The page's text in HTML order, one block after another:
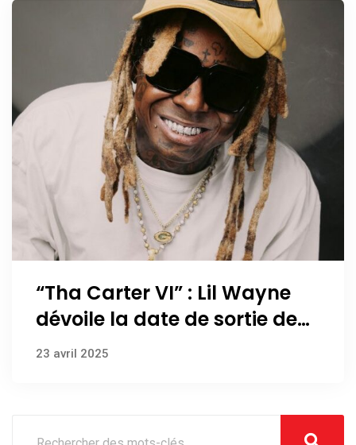
“Tha Carter VI” : Lil Wayne
dévoile la date de sortie de
son album événement
23 avril 2025